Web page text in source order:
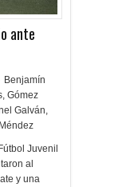
ante
Benjamín
, Gómez
Galván,
Juvenil
al
y una